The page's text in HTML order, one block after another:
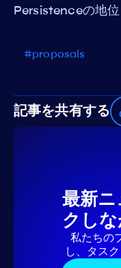
Persistenceの地位
#proposals
記事を共有する
最新
クし
私たちの
し、タス